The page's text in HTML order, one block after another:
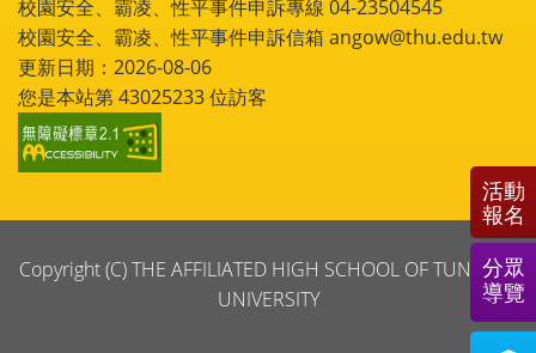
校園安全、霸凌、性平事件申訴專線 04-23504545
校園安全、霸凌、性平事件申訴信箱 angow@thu.edu.tw
更新日期：2026-08-06
您是本站第43025233位訪客
Copyright (C) THE AFFILIATED HIGH SCHOOL OF TUNGHAI
UNIVERSITY
活動
報名
分眾
導覽